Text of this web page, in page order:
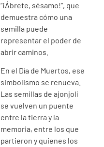
“¡Ábrete, sésamo!”, que
demuestra cómo una
semilla puede
representar el poder de
abrir caminos.
En el Día de Muertos, ese
simbolismo se renueva.
Las semillas de ajonjolí
se vuelven un puente
entre la tierra y la
memoria, entre los que
partieron y quienes los